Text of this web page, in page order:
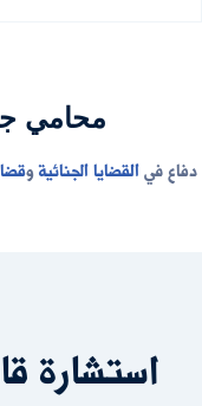
محامي
دفاع فيالقضايا الجنائيةو
استشارة